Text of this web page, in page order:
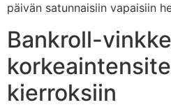
päivän satunnaisiin vapaisiin
Bankroll-
kierroksiin